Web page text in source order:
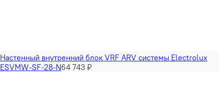
Настенный внутренний блок VRF ARV системы Electrolux
ESVMW-SF-28-N64 743 ₽